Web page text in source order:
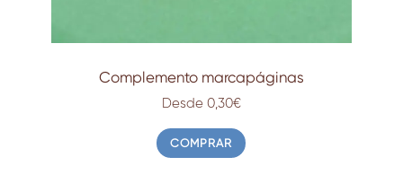
Complemento marcapáginas
Desde 0,30€
COMPRAR